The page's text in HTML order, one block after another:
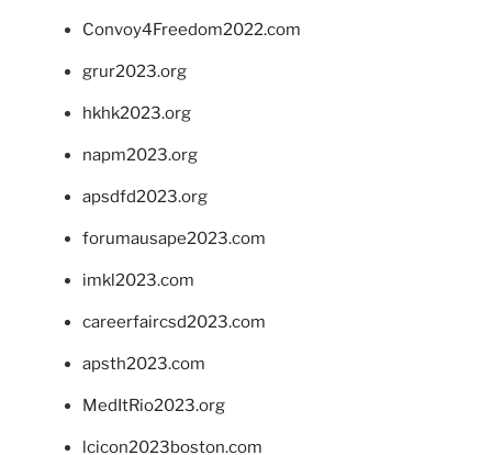
Convoy4Freedom2022.com
grur2023.org
hkhk2023.org
napm2023.org
apsdfd2023.org
forumausape2023.com
imkl2023.com
careerfaircsd2023.com
apsth2023.com
MedItRio2023.org
lcicon2023boston.com